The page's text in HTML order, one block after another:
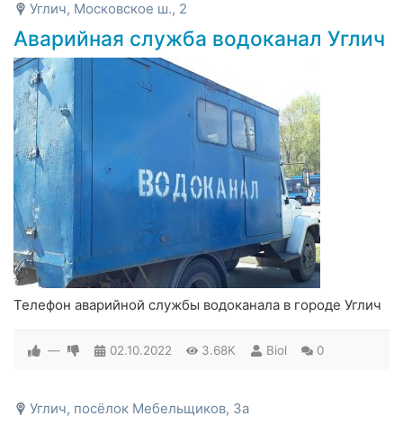
Углич, Московское ш., 2
Аварийная служба водоканал Углич
Телефон аварийной службы водоканала в городе Углич
— 02.10.2022 3.68K Biol 0
Углич, посёлок Мебельщиков, 3а